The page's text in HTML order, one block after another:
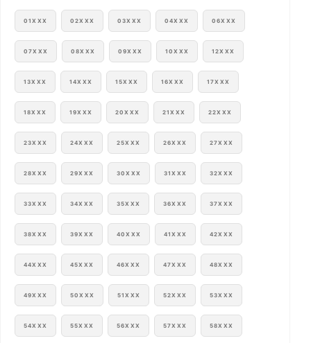
01XXX 02XXX 03XXX 04XXX 06XXX
07XXX 08XXX 09XXX 10XXX 12XXX
13XXX 14XXX 15XXX 16XXX 17XXX
18XXX 19XXX 20XXX 21XXX 22XXX
23XXX 24XXX 25XXX 26XXX 27XXX
28XXX 29XXX 30XXX 31XXX 32XXX
33XXX 34XXX 35XXX 36XXX 37XXX
38XXX 39XXX 40XXX 41XXX 42XXX
44XXX 45XXX 46XXX 47XXX 48XXX
49XXX 50XXX 51XXX 52XXX 53XXX
54XXX 55XXX 56XXX 57XXX 58XXX